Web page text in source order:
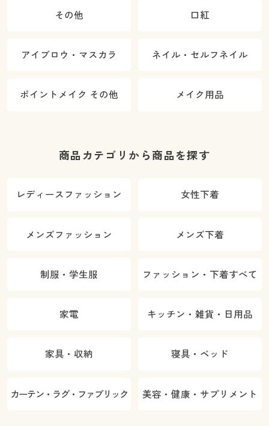
その他 口紅
アイブロウ・マスカラ ネイル・セルフネイル
ポイントメイク その他 メイク用品
商品カテゴリから商品を探す
レディースファッション 女性下着
メンズファッション メンズ下着
制服・学生服 ファッション・下着すべて
家電 キッチン・雑貨・日用品
家具・収納 寝具・ベッド
カーテン・ラグ・ファブリック 美容・健康・サプリメント